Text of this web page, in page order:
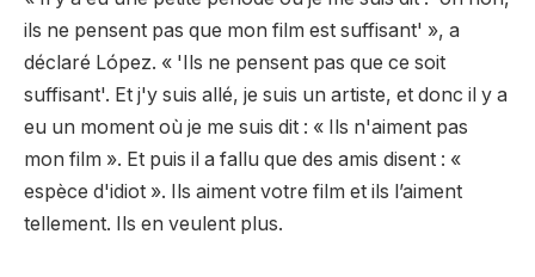
ils ne pensent pas que mon film est suffisant' », a
déclaré López. « 'Ils ne pensent pas que ce soit
suffisant'. Et j'y suis allé, je suis un artiste, et donc il y a
eu un moment où je me suis dit : « Ils n'aiment pas
mon film ». Et puis il a fallu que des amis disent : «
espèce d'idiot ». Ils aiment votre film et ils l’aiment
tellement. Ils en veulent plus.